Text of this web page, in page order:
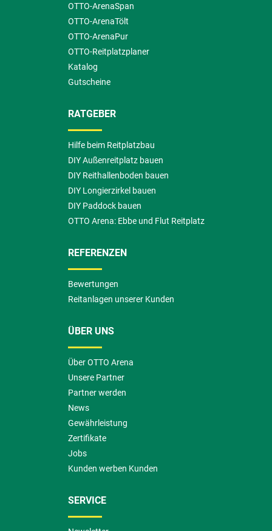
OTTO-ArenaSpan
OTTO-ArenaTölt
OTTO-ArenaPur
OTTO-Reitplatzplaner
Katalog
Gutscheine
RATGEBER
Hilfe beim Reitplatzbau
DIY Außenreitplatz bauen
DIY Reithallenboden bauen
DIY Longierzirkel bauen
DIY Paddock bauen
OTTO Arena: Ebbe und Flut Reitplatz
REFERENZEN
Bewertungen
Reitanlagen unserer Kunden
ÜBER UNS
Über OTTO Arena
Unsere Partner
Partner werden
News
Gewährleistung
Zertifikate
Jobs
Kunden werben Kunden
SERVICE